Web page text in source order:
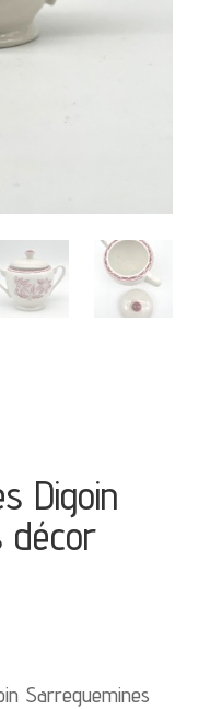
Digoin
décor
Sarreguemines